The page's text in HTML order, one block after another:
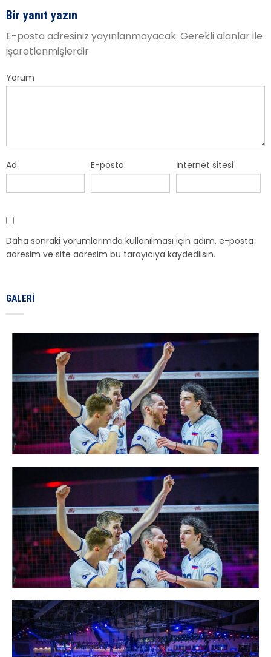
Bir yanıt yazın
E-posta adresiniz yayınlanmayacak. Gerekli alanlar ile
işaretlenmişlerdir
Yorum
Ad E-posta İnternet sitesi
Daha sonraki yorumlarımda kullanılması için adım, e-posta
adresim ve site adresim bu tarayıcıya kaydedilsin.
GALERI